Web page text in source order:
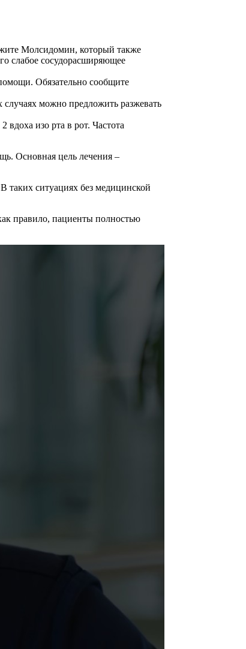
Молсидомин, который также
слабое сосудорасширяющее
Обязательно сообщите
можно предложить разжевать
изо рта в рот. Частота
Основная цель лечения –
таких ситуациях без медицинской
правило, пациенты полностью